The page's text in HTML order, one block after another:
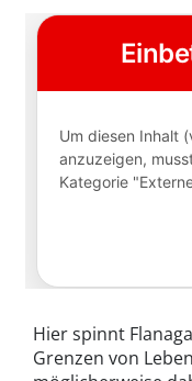
Hier spinnt
Grenzen von